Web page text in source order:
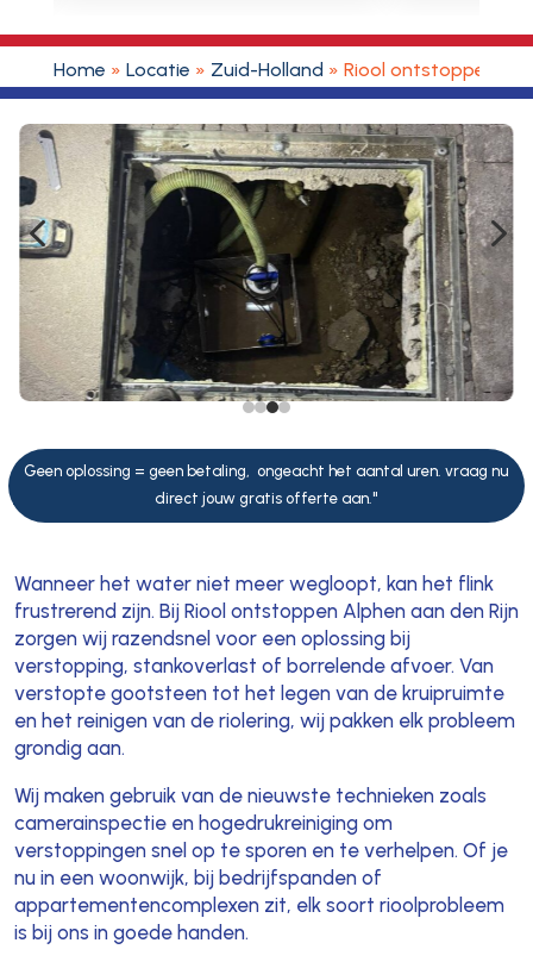
Home » Locatie » Zuid-Holland » Riool ontstoppen
4 5
Geen oplossing = geen betaling, ongeacht het aantal uren. vraag nu
direct jouw gratis offerte aan."
Wanneer het water niet meer wegloopt, kan het flink
frustrerend zijn. Bij Riool ontstoppen Alphen aan den Rijn
zorgen wij razendsnel voor een oplossing bij
verstopping, stankoverlast of borrelende afvoer. Van
verstopte gootsteen tot het legen van de kruipruimte
en het reinigen van de riolering, wij pakken elk probleem
grondig aan.
Wij maken gebruik van de nieuwste technieken zoals
camerainspectie en hogedrukreiniging om
verstoppingen snel op te sporen en te verhelpen. Of je
nu in een woonwijk, bij bedrijfspanden of
appartementencomplexen zit, elk soort rioolprobleem
is bij ons in goede handen.